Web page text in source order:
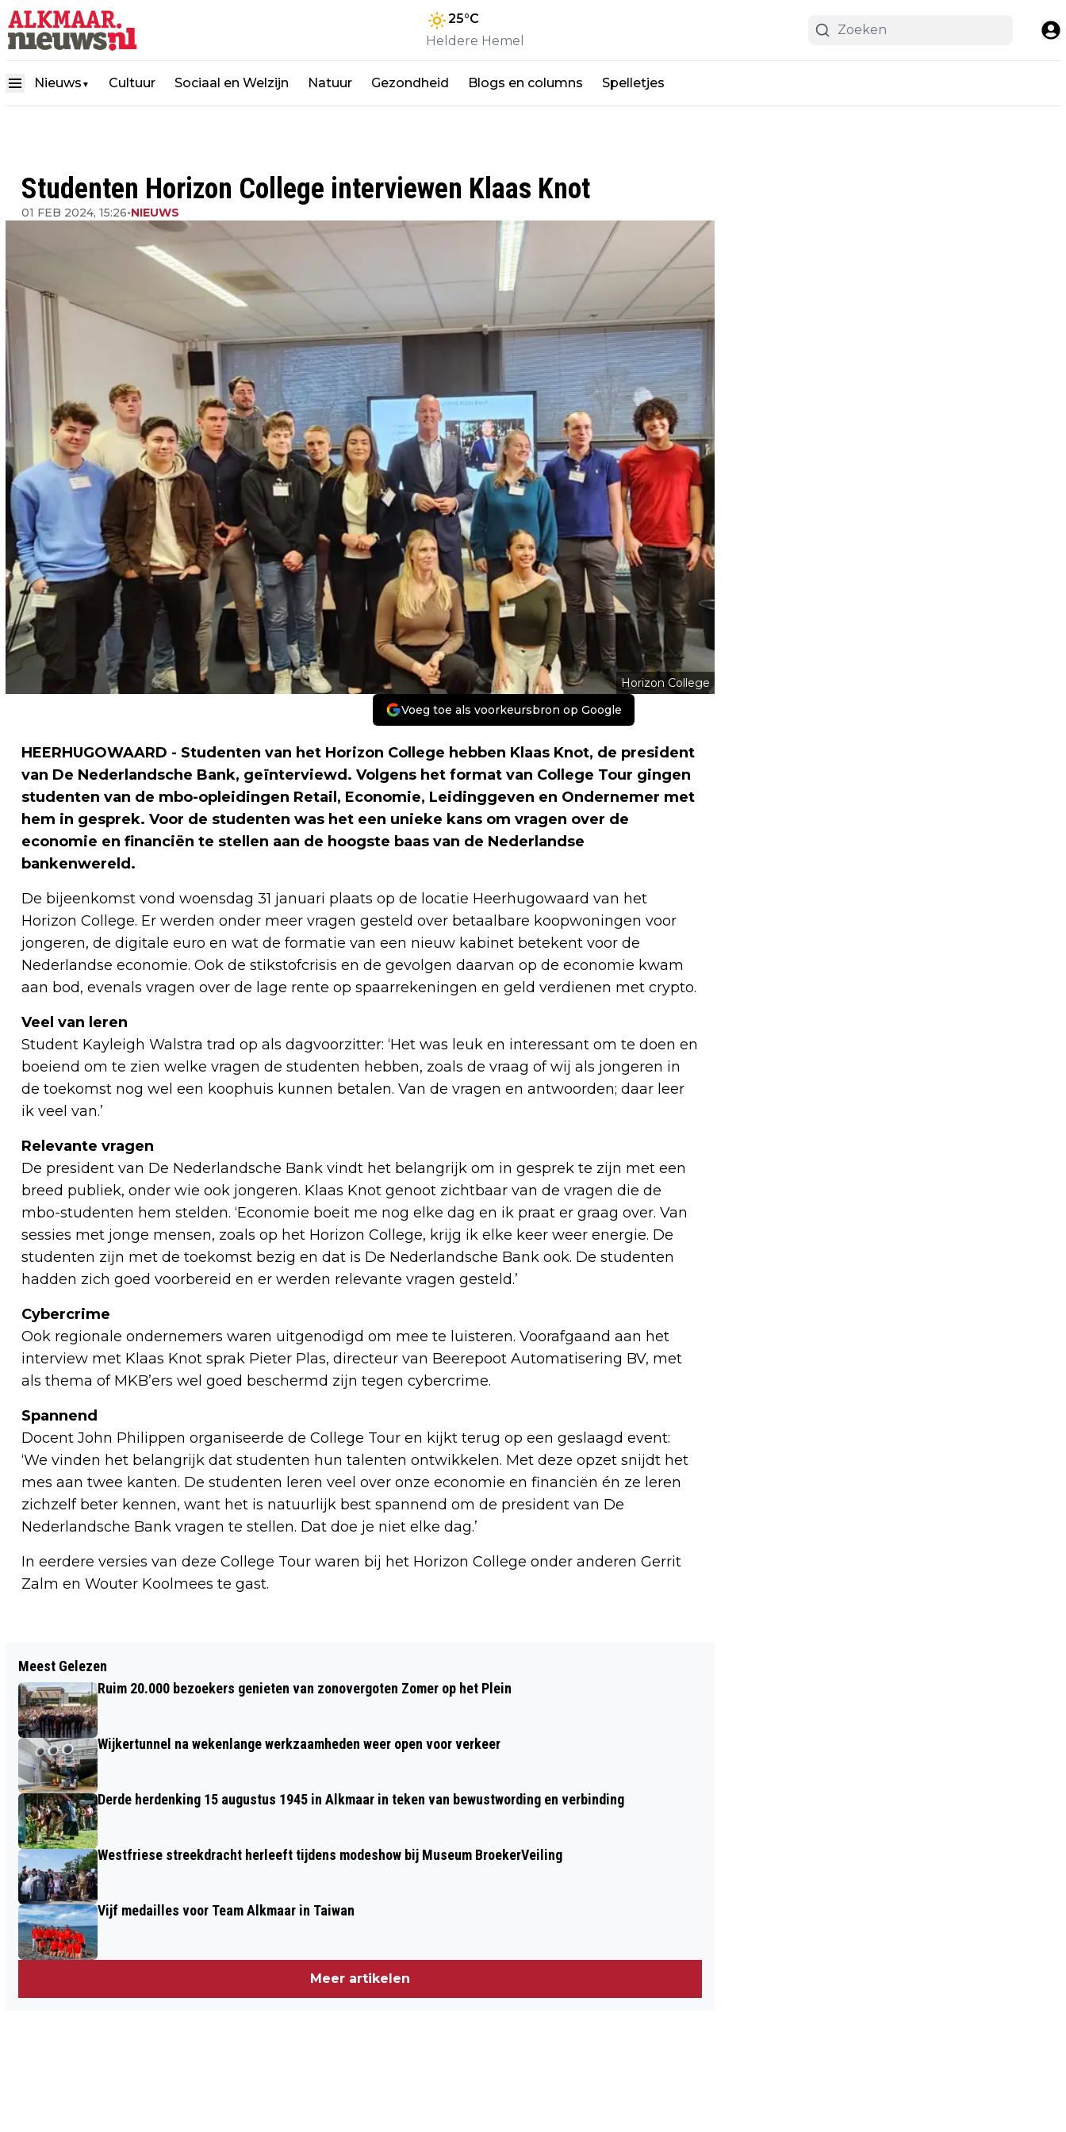
25°C
Heldere Hemel
Nieuws ▼ Cultuur Sociaal en Welzijn Natuur Gezondheid Blogs en columns Spelletjes
Studenten Horizon College interviewen Klaas Knot
01 FEB 2024, 15:26•NIEUWS
Horizon College
Voeg toe als voorkeursbron op Google
HEERHUGOWAARD - Studenten van het Horizon College hebben Klaas Knot, de president
van De Nederlandsche Bank, geïnterviewd. Volgens het format van College Tour gingen
studenten van de mbo-opleidingen Retail, Economie, Leidinggeven en Ondernemer met
hem in gesprek. Voor de studenten was het een unieke kans om vragen over de
economie en financiën te stellen aan de hoogste baas van de Nederlandse
bankenwereld.
De bijeenkomst vond woensdag 31 januari plaats op de locatie Heerhugowaard van het
Horizon College. Er werden onder meer vragen gesteld over betaalbare koopwoningen voor
jongeren, de digitale euro en wat de formatie van een nieuw kabinet betekent voor de
Nederlandse economie. Ook de stikstofcrisis en de gevolgen daarvan op de economie kwam
aan bod, evenals vragen over de lage rente op spaarrekeningen en geld verdienen met crypto.
Veel van leren
Student Kayleigh Walstra trad op als dagvoorzitter: ‘Het was leuk en interessant om te doen en
boeiend om te zien welke vragen de studenten hebben, zoals de vraag of wij als jongeren in
de toekomst nog wel een koophuis kunnen betalen. Van de vragen en antwoorden; daar leer
ik veel van.’
Relevante vragen
De president van De Nederlandsche Bank vindt het belangrijk om in gesprek te zijn met een
breed publiek, onder wie ook jongeren. Klaas Knot genoot zichtbaar van de vragen die de
mbo-studenten hem stelden. ‘Economie boeit me nog elke dag en ik praat er graag over. Van
sessies met jonge mensen, zoals op het Horizon College, krijg ik elke keer weer energie. De
studenten zijn met de toekomst bezig en dat is De Nederlandsche Bank ook. De studenten
hadden zich goed voorbereid en er werden relevante vragen gesteld.’
Cybercrime
Ook regionale ondernemers waren uitgenodigd om mee te luisteren. Voorafgaand aan het
interview met Klaas Knot sprak Pieter Plas, directeur van Beerepoot Automatisering BV, met
als thema of MKB’ers wel goed beschermd zijn tegen cybercrime.
Spannend
Docent John Philippen organiseerde de College Tour en kijkt terug op een geslaagd event:
‘We vinden het belangrijk dat studenten hun talenten ontwikkelen. Met deze opzet snijdt het
mes aan twee kanten. De studenten leren veel over onze economie en financiën én ze leren
zichzelf beter kennen, want het is natuurlijk best spannend om de president van De
Nederlandsche Bank vragen te stellen. Dat doe je niet elke dag.’
In eerdere versies van deze College Tour waren bij het Horizon College onder anderen Gerrit
Zalm en Wouter Koolmees te gast.
BUDGET VLOER: MOOI EN BETAALBAAR,
HET IS MOGELIJK!
ARCHIEF: ANTWOORD OP VRAGEN OVER
Meest Gelezen
Ruim 20.000 bezoekers genieten van zonovergoten Zomer op het Plein
Wijkertunnel na wekenlange werkzaamheden weer open voor verkeer
Derde herdenking 15 augustus 1945 in Alkmaar in teken van bewustwording en verbinding
Westfriese streekdracht herleeft tijdens modeshow bij Museum BroekerVeiling
Vijf medailles voor Team Alkmaar in Taiwan
Meer artikelen